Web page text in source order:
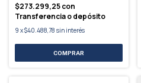
$273.299,25con
Transferencia o depósito
9 x$40.488,78 sin interés